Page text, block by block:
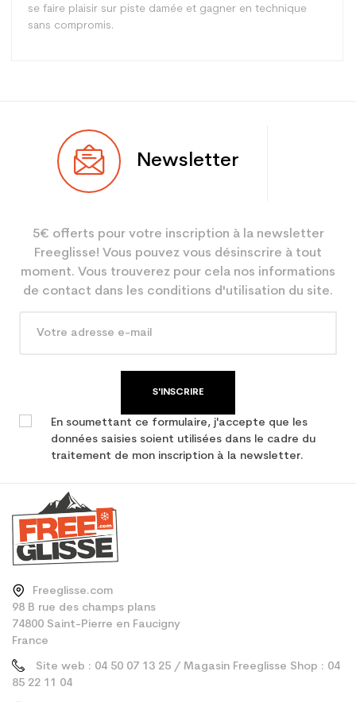
se faire plaisir sur piste damée et gagner en technique
sans compromis.
Utilisateur Junior
Coloris Blanc
En achetant d'occasion :
Economie CO² (en kg)
2.1
Newsletter
5€ offerts pour votre inscription à la newsletter
Freeglisse! Vous pouvez vous désinscrire à tout
moment. Vous trouverez pour cela nos informations
de contact dans les conditions d'utilisation du site.
S'INSCRIRE
En soumettant ce formulaire, j'accepte que les
données saisies soient utilisées dans le cadre du
traitement de mon inscription à la newsletter.
Freeglisse.com
98 B rue des champs plans
74800 Saint-Pierre en Faucigny
France
Site web : 04 50 07 13 25 / Magasin Freeglisse Shop : 04
85 22 11 04